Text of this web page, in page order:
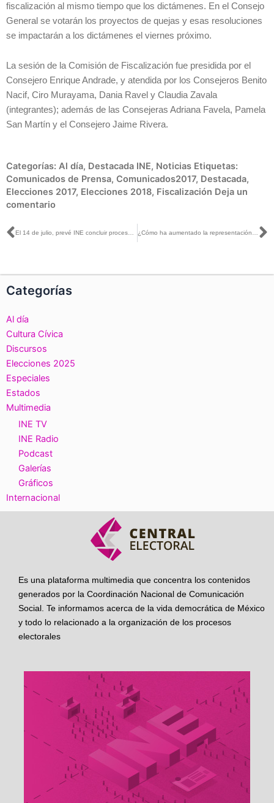
fiscalización al mismo tiempo que los dictámenes. En el Consejo
General se votarán los proyectos de quejas y esas resoluciones
se impactarán a los dictámenes el viernes próximo.
La sesión de la Comisión de Fiscalización fue presidida por el
Consejero Enrique Andrade, y atendida por los Consejeros Benito
Nacif, Ciro Murayama, Dania Ravel y Claudia Zavala
(integrantes); además de las Consejeras Adriana Favela, Pamela
San Martín y el Consejero Jaime Rivera.
Categorías: Al día, Destacada INE, Noticias Etiquetas:
Comunicados de Prensa, Comunicados2017, Destacada,
Elecciones 2017, Elecciones 2018, Fiscalización Deja un
comentario
Ant
Categorías
Al día
Cultura Cívica
Discursos
Elecciones 2025
Especiales
Estados
Multimedia
INE TV
INE Radio
Podcast
Galerías
Gráficos
Internacional
Es una plataforma multimedia que concentra los contenidos
generados por la Coordinación Nacional de Comunicación
Social. Te informamos acerca de la vida democrática de México
y todo lo relacionado a la organización de los procesos
electorales